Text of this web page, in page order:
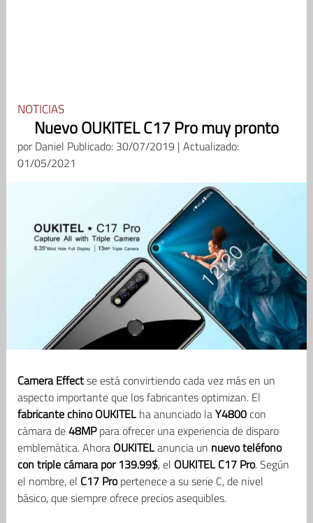
NOTICIAS
Nuevo OUKITEL C17 Pro muy pronto
porDaniel Publicado: 30/07/2019 | Actualizado:
01/05/2021
Camera Effectse está convirtiendo cada vez más en un
aspecto importante que los fabricantes optimizan. El
fabricante chino OUKITELha anunciado laY4800con
cámara de48MPpara ofrecer una experiencia de disparo
emblemática. Ahora OUKITELanuncia un nuevo teléfono
con triple cámara por 139.99$, el OUKITEL C17 Pro. Según
el nombre, el C17 Propertenece a su serie C, de nivel
básico, que siempre ofrece precios asequibles.